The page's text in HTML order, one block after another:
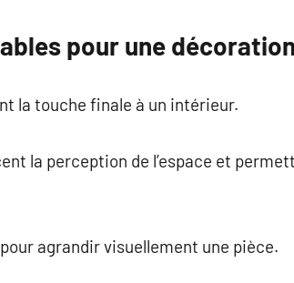
pour une
la touche finale à un intérieur.
la perception de l’espace et
agrandir visuellement une pièce.